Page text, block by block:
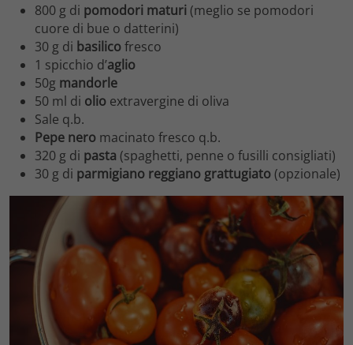
800 g di pomodori maturi(meglio se pomodori
cuore di bue o datterini)
30 g di basilicofresco
1 spicchio d’aglio
50g mandorle
50 ml di olio extravergine di oliva
Sale q.b.
Pepe nero macinato fresco q.b.
320 g di pasta (spaghetti, penne o fusilli consigliati)
30 g di parmigiano reggiano grattugiato(opzionale)